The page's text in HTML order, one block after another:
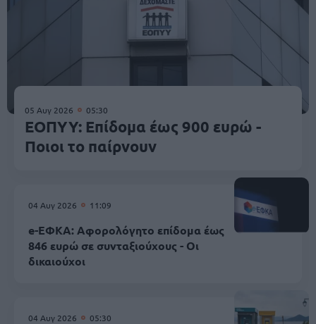
05 Αυγ 2026 05:30
ΕΟΠΥΥ: Επίδομα έως 900 ευρώ -
Ποιοι το παίρνουν
04 Αυγ 2026 11:09
e-ΕΦΚΑ: Αφορολόγητο επίδομα έως
846 ευρώ σε συνταξιούχους - Οι
δικαιούχοι
04 Αυγ 2026 05:30